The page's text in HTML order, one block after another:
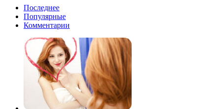
Последнее
Популярные
Комментарии